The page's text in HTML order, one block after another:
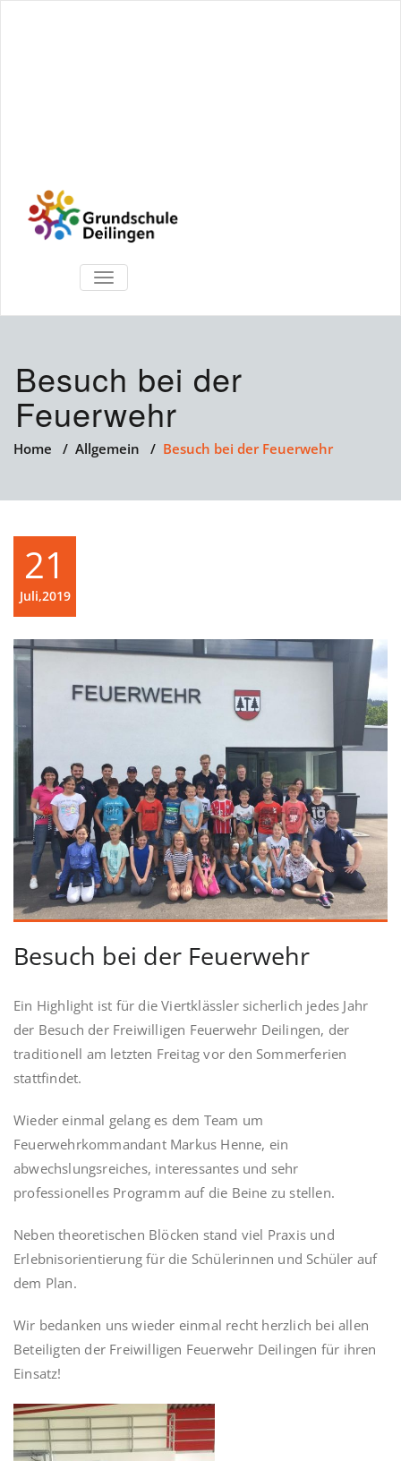
TOGGLE
NAVIGATION
Besuch bei der
Feuerwehr
Home / Allgemein / Besuch bei der Feuerwehr
21
Juli,2019
Besuch bei der Feuerwehr
Ein Highlight ist für die Viertklässler sicherlich jedes Jahr
der Besuch der Freiwilligen Feuerwehr Deilingen, der
traditionell am letzten Freitag vor den Sommerferien
stattfindet.
Wieder einmal gelang es dem Team um
Feuerwehrkommandant Markus Henne, ein
abwechslungsreiches, interessantes und sehr
professionelles Programm auf die Beine zu stellen.
Neben theoretischen Blöcken stand viel Praxis und
Erlebnisorientierung für die Schülerinnen und Schüler auf
dem Plan.
Wir bedanken uns wieder einmal recht herzlich bei allen
Beteiligten der Freiwilligen Feuerwehr Deilingen für ihren
Einsatz!